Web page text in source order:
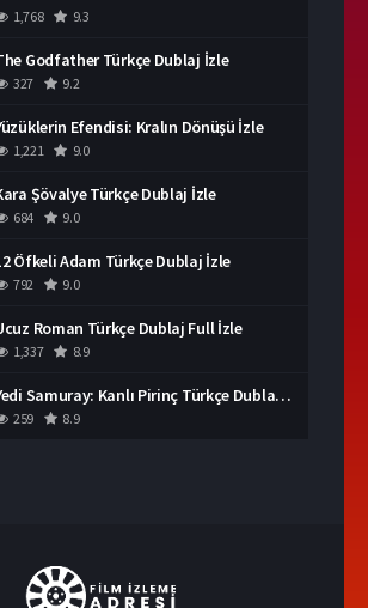
1,768 9.3
Godfather Türkçe Dublaj İzle
327 9.2
Efendisi: Kralın Dönüşü İzle
1,221 9.0
Şövalye Türkçe Dublaj İzle
684 9.0
Öfkeli Adam Türkçe Dublaj İzle
792 9.0
Roman Türkçe Dublaj Full İzle
1,337 8.9
Yedi Samuray: Kanlı Pirinç Türkçe Dublaj İzle
259 8.9